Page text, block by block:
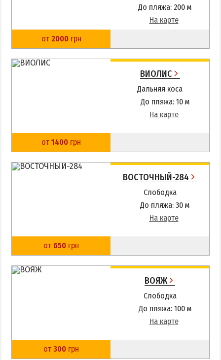
До пляжа: 200 м
На карте
от 2000грн
ВИОЛИС
Дальняя коса
До пляжа: 10 м
На карте
от 1400 грн
ВОСТОЧНЫЙ-284
Слободка
До пляжа: 30 м
На карте
от 650 грн
ВОЯЖ
Слободка
До пляжа: 100 м
На карте
от 300 грн